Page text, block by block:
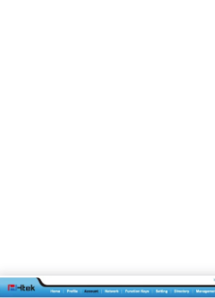
Show larger version